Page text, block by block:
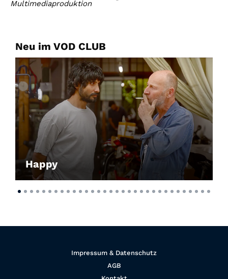
Multimediaproduktion
Neu im VOD CLUB
Happy
Impressum & Datenschutz
AGB